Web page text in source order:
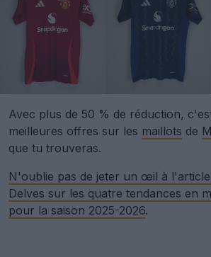
Avec plus de 50 % de réduction,
meilleures offres sur les maillots de
que tu trouveras.
N'oublie pas de jeter un œil à l'article
Delves sur les quatre tendances en
pour la saison 2025-2026.